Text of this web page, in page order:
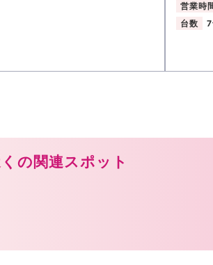
営業時
台数
の関連スポット